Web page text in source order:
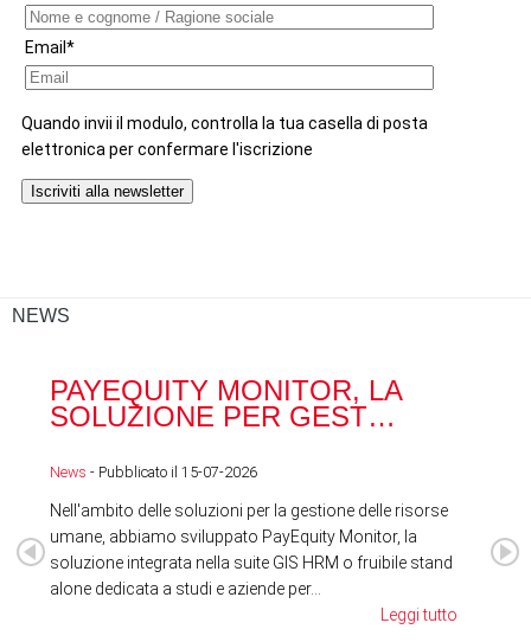
NEWS
PAYEQUITY MONITOR, LA
SOLUZIONE PER GEST…
News - Pubblicato il 15-07-2026
Nell'ambito delle soluzioni per la gestione delle risorse
umane, abbiamo sviluppato PayEquity Monitor, la
soluzione integrata nella suite GIS HRM o fruibile stand
alone dedicata a studi e aziende per...
Leggi tutto